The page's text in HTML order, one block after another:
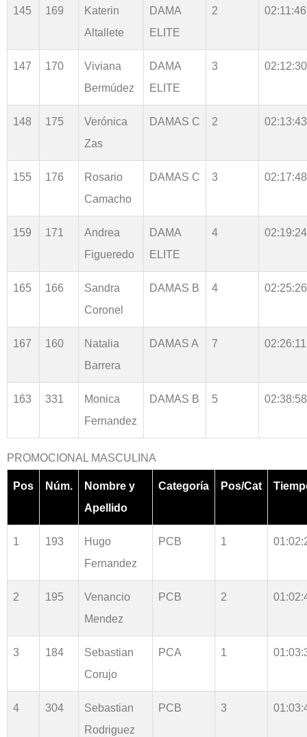
145 169
Katerin
Altallete
DAMA
ELITE
2 02:11:46
147 170
Viviana
Bermúdez
DAMA
ELITE
3 02:12:30
148 175
Verónica
Zas
DAMAS C 2 02:13:43
155 176
Rosario
Camacho
DAMAS C 3 02:17:48
159 171
Andrea
Figueredo
DAMA
ELITE
4 02:19:24
165 166
Sandra
Coronel
DAMAS B 4 02:25:26
167 160
Natalia
Barrera
DAMAS A 7 02:26:11
163 331
Monica
Fernandez
DAMAS B 5 02:38:58
PROMOCIONAL MASCULINA
Pos Núm.
Nombre y
Apellido
Categoría Pos/Cat
1 193
Hugo
Fernandez
PCB 1
2 195
Venancio
Mendez
PCB 2
3 184
Sebastian
Corujo
PCA 1
4 304
Sebastian
Rodriguez
PCB 3